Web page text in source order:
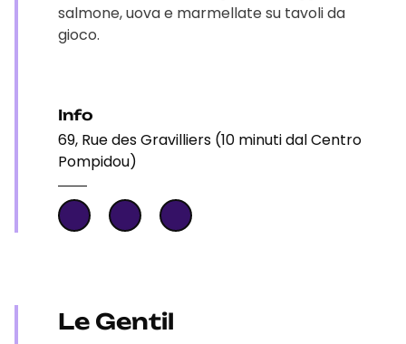
salmone, uova e marmellate su tavoli da
gioco.
Info
69, Rue des Gravilliers (10 minuti dal Centro
Pompidou)
Le Gentil